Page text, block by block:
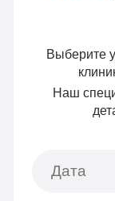
Выберите
Наш